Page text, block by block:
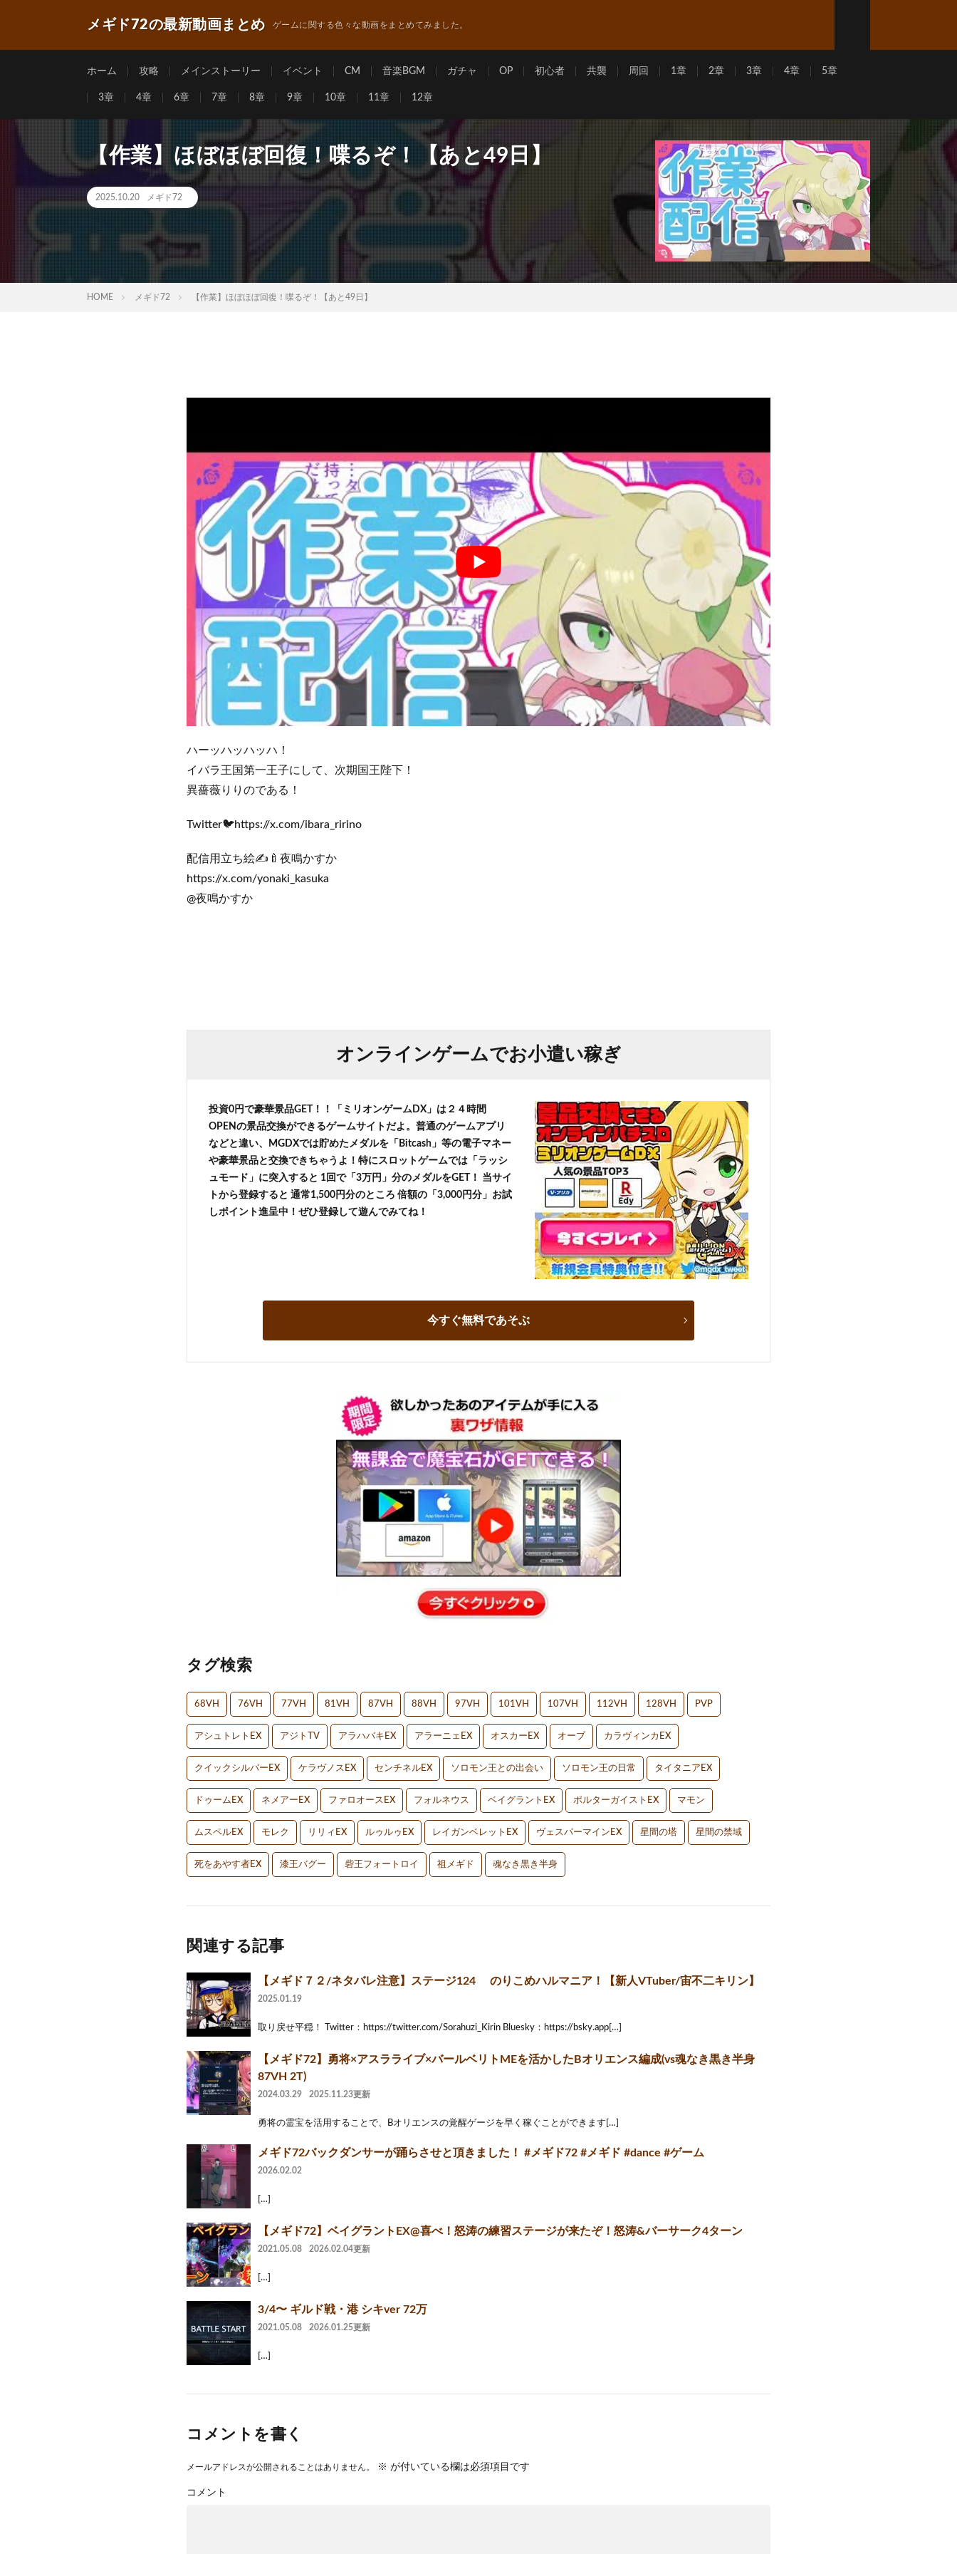
メギド72の最新動画まとめ ゲームに関する色々な動画をまとめてみました。
ホーム 攻略 メインストーリー イベント CM 音楽BGM ガチャ OP 初心者 共襲 周回 1章 2章 3章 4章 5章
3章 4章 6章 7章 8章 9章 10章 11章 12章
【作業】ほぼほぼ回復！喋るぞ！【あと49日】
2025.10.20 メギド72
HOME メギド72 【作業】ほぼほぼ回復！喋るぞ！【あと49日】
ハーッハッハッハ！
イバラ王国第一王子にして、次期国王陛下！
異薔薇りりのである！
Twitter🐦https://x.com/ibara_ririno
配信用立ち絵✍️🍼夜鳴かすか
https://x.com/yonaki_kasuka
@夜鳴かすか
オンラインゲームでお小遣い稼ぎ
投資0円で豪華景品GET！！「ミリオンゲームDX」は２４時間
OPENの景品交換ができるゲームサイトだよ。普通のゲームアプリ
などと違い、MGDXでは貯めたメダルを「Bitcash」等の電子マネー
や豪華景品と交換できちゃうよ！特にスロットゲームでは「ラッシ
ュモード」に突入すると 1回で「3万円」分のメダルをGET！ 当サイ
トから登録すると 通常1,500円分のところ 倍額の「3,000円分」お試
しポイント進呈中！ぜひ登録して遊んでみてね！
今すぐ無料であそぶ
タグ検索
68VH 76VH 77VH 81VH 87VH 88VH 97VH 101VH 107VH 112VH 128VH PVP
アシュトレトEX アジトTV アラハバキEX アラーニェEX オスカーEX オーブ カラヴィンカEX
クイックシルバーEX ケラヴノスEX センチネルEX ソロモン王との出会い ソロモン王の日常 タイタニアEX
ドゥームEX ネメアーEX ファロオースEX フォルネウス ベイグラントEX ポルターガイストEX マモン
ムスペルEX モレク リリィEX ルゥルゥEX レイガンベレットEX ヴェスパーマインEX 星間の塔 星間の禁域
死をあやす者EX 漆王バグー 砦王フォートロイ 祖メギド 魂なき黒き半身
関連する記事
【メギド７２/ネタバレ注意】ステージ124 のりこめハルマニア！【新人VTuber/宙不二キリン】
2025.01.19
取り戻せ平穏！ Twitter：https://twitter.com/Sorahuzi_Kirin Bluesky：https://bsky.app[…]
【メギド72】勇将×アスラライブ×バールベリトMEを活かしたBオリエンス編成(vs魂なき黒き半身
87VH 2T)
2024.03.29 2025.11.23更新
勇将の霊宝を活用することで、Bオリエンスの覚醒ゲージを早く稼ぐことができます[…]
メギド72バックダンサーが踊らさせと頂きました！ #メギド72 #メギド #dance #ゲーム
2026.02.02
[…]
【メギド72】ベイグラントEX@喜べ！怒涛の練習ステージが来たぞ！怒涛&バーサーク4ターン
2021.05.08 2026.02.04更新
[…]
3/4〜 ギルド戦・港 シキver 72万
2021.05.08 2026.01.25更新
[…]
コメントを書く
メールアドレスが公開されることはありません。 ※ が付いている欄は必須項目です
コメント